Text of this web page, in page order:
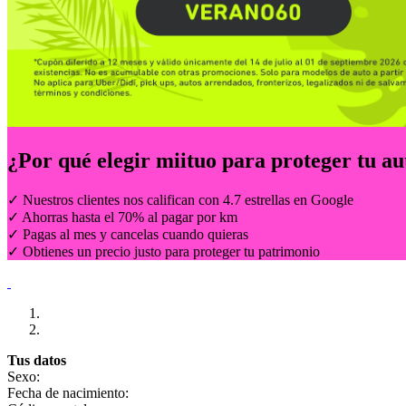
¿Por qué elegir miituo para proteger tu
✓ Nuestros clientes nos califican con 4.7 estrellas en Google
✓ Ahorras hasta el 70% al pagar por km
✓ Pagas al mes y cancelas cuando quieras
✓ Obtienes un precio justo para proteger tu patrimonio
Tus datos
Sexo:
Fecha de nacimiento: